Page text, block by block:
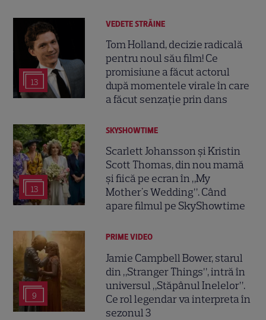
13
VEDETE STRĂINE
Tom Holland, decizie radicală
pentru noul său film! Ce
promisiune a făcut actorul
după momentele virale în care
a făcut senzație prin dans
13
SKYSHOWTIME
Scarlett Johansson și Kristin
Scott Thomas, din nou mamă
și fiică pe ecran în „My
Mother's Wedding”. Când
apare filmul pe SkyShowtime
9
PRIME VIDEO
Jamie Campbell Bower, starul
din „Stranger Things”, intră în
universul „Stăpânul Inelelor”.
Ce rol legendar va interpreta în
sezonul 3